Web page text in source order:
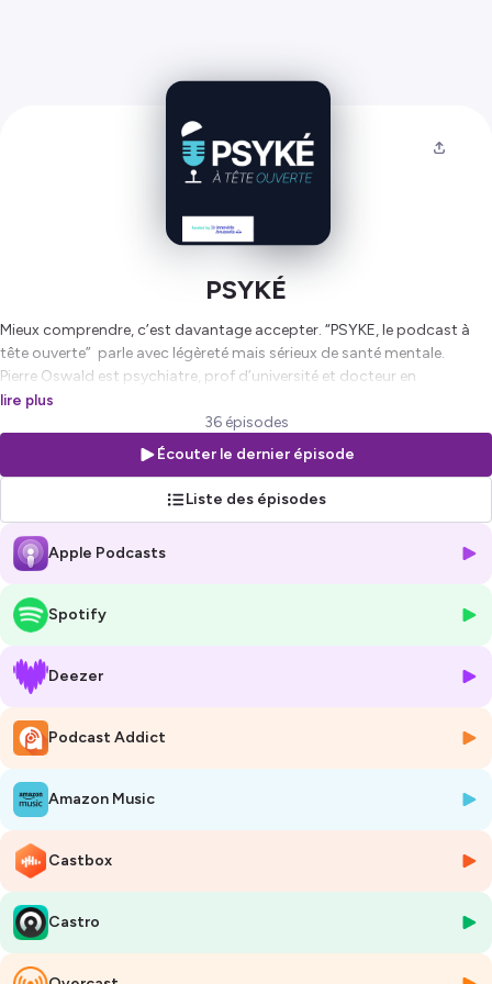
PSYKÉ
Mieux comprendre, c’est davantage accepter. “PSYKE, le podcast à
tête ouverte” parle avec légèreté mais sérieux de santé mentale.
Pierre Oswald est psychiatre, prof d’université et docteur en
psychologie. Il est également fan de cinéma, et de Michel Sardou.
Alban Antoine est juriste et directeur d’établissement de soins. Il a été
nourri à la radio depuis la naissance, mais il n’est pas fan de Michel
Tous deux travaillent au Centre Hospitalier Jean Titeca, à Bruxelles.
Hébergé par Ausha. Visitez
pour plus d'informations.
lire plus
36 épisodes
Écouter le dernier épisode
Liste des épisodes
Apple Podcasts
Spotify
Deezer
Podcast Addict
Amazon Music
Castbox
Castro